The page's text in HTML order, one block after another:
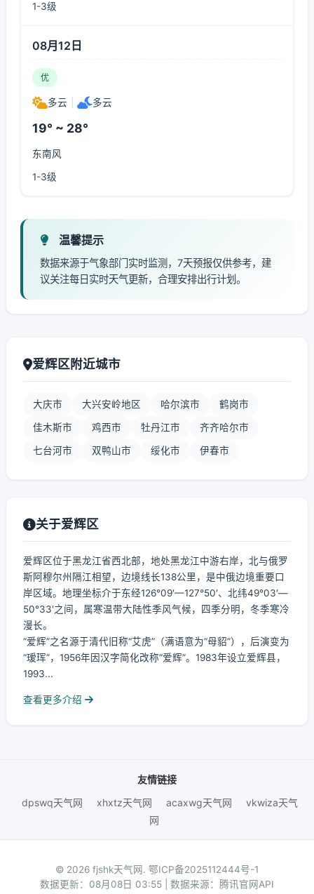
1-3级
08月12日
优
多云 多云
19° ~ 28°
东南风
1-3级
温馨提示
数据来源于气象部门实时监测，7天预报仅供参考，建
议关注每日实时天气更新，合理安排出行计划。
爱辉区附近城市
大庆市 大兴安岭地区 哈尔滨市 鹤岗市
佳木斯市 鸡西市 牡丹江市 齐齐哈尔市
七台河市 双鸭山市 绥化市 伊春市
关于爱辉区
爱辉区位于黑龙江省西北部，地处黑龙江中游右岸，北与俄罗
斯阿穆尔州隔江相望，边境线长138公里，是中俄边境重要口
岸区域。地理坐标介于东经126°09′—127°50′、北纬49°03′—
50°33′之间，属寒温带大陆性季风气候，四季分明，冬季寒冷
漫长。
“爱辉”之名源于清代旧称“艾虎”（满语意为“母貂”），后演变为
“瑷珲”，1956年因汉字简化改称“爱辉”。1983年设立爱辉县，
1993...
查看更多介绍
友情链接
dpswq天气网
xhxtz天气网 acaxwg天气网
vkwiza天气
网
© 2026 fjshk天气网. 鄂ICP备2025112444号-1
数据更新：08月08日 03:55 | 数据来源：腾讯官网API